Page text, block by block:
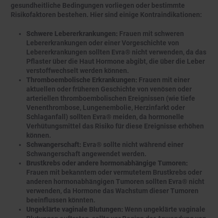
gesundheitliche Bedingungen vorliegen oder bestimmte
Risikofaktoren bestehen. Hier sind einige Kontraindikationen:
Schwere Lebererkrankungen: Frauen mit schweren
Lebererkrankungen oder einer Vorgeschichte von
Lebererkrankungen sollten Evra® nicht verwenden, da das
Pflaster über die Haut Hormone abgibt, die über die Leber
verstoffwechselt werden können.
Thromboembolische Erkrankungen: Frauen mit einer
aktuellen oder früheren Geschichte von venösen oder
arteriellen thromboembolischen Ereignissen (wie tiefe
Venenthrombose, Lungenembolie, Herzinfarkt oder
Schlaganfall) sollten Evra® meiden, da hormonelle
Verhütungsmittel das Risiko für diese Ereignisse erhöhen
können.
Schwangerschaft: Evra® sollte nicht während einer
Schwangerschaft angewendet werden.
Brustkrebs oder andere hormonabhängige Tumoren:
Frauen mit bekanntem oder vermutetem Brustkrebs oder
anderen hormonabhängigen Tumoren sollten Evra® nicht
verwenden, da Hormone das Wachstum dieser Tumoren
beeinflussen könnten.
Ungeklärte vaginale Blutungen: Wenn ungeklärte vaginale